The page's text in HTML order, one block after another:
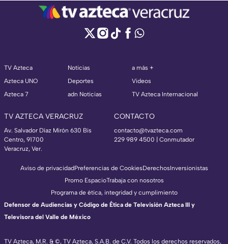
TV Azteca
Azteca UNO
Azteca 7
Noticias
Deportes
adn Noticias
a más +
Videos
TV Azteca Internacional
TV AZTECA VERACRUZ
Av. Salvador Díaz Mirón 630 Bis
Centro, 91700
Veracruz, Ver.
CONTACTO
contacto@tvazteca.com
229 989 4500 | Conmutador
TV Azteca, M.R. & ©, TV Azteca, S.A.B. de C.V. Todos los derechos reservados,
Aviso de privacidadPreferencias de CookiesDerechosInversionistas
Promo EspacioTrabaja con nosotros
Programa de ética, integridad y cumplimiento
Defensor de Audiencias y Código de Ética de Televisión Azteca III y
Televisora del Valle de México